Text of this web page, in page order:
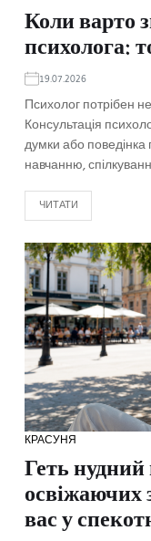
Коли варто
психолога:
19.07.2026
Психолог потрібен
Консультація
думки або
навчанню,
ЧИТАТИ
КРАСУНЯ
Геть
освіжаючих
вас у